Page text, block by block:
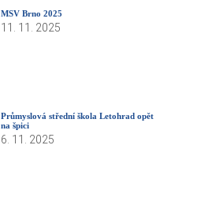
MSV Brno 2025
11. 11. 2025
Průmyslová střední škola Letohrad opět
na špici
6. 11. 2025